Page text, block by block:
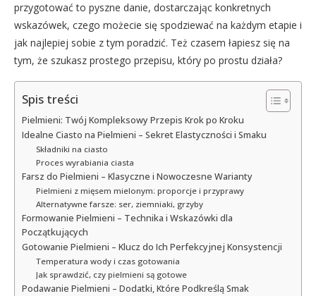
przygotować to pyszne danie, dostarczając konkretnych
wskazówek, czego możecie się spodziewać na każdym etapie i
jak najlepiej sobie z tym poradzić. Też czasem łapiesz się na
tym, że szukasz prostego przepisu, który po prostu działa?
Spis treści
Pielmieni: Twój Kompleksowy Przepis Krok po Kroku
Idealne Ciasto na Pielmieni – Sekret Elastyczności i Smaku
Składniki na ciasto
Proces wyrabiania ciasta
Farsz do Pielmieni – Klasyczne i Nowoczesne Warianty
Pielmieni z mięsem mielonym: proporcje i przyprawy
Alternatywne farsze: ser, ziemniaki, grzyby
Formowanie Pielmieni – Technika i Wskazówki dla
Początkujących
Gotowanie Pielmieni – Klucz do Ich Perfekcyjnej Konsystencji
Temperatura wody i czas gotowania
Jak sprawdzić, czy pielmieni są gotowe
Podawanie Pielmieni – Dodatki, Które Podkreślą Smak